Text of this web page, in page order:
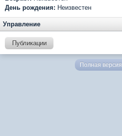
День рождения: Неизвестен
Управление
Публикации
Полная версия